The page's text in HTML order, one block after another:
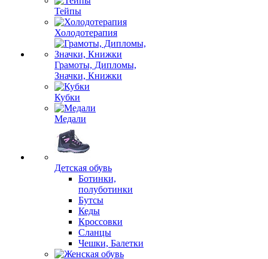
Тейпы
Холодотерапия
Грамоты, Дипломы,
Значки, Книжки
Кубки
Медали
Детская обувь
Ботинки,
полуботинки
Бутсы
Кеды
Кроссовки
Сланцы
Чешки, Балетки